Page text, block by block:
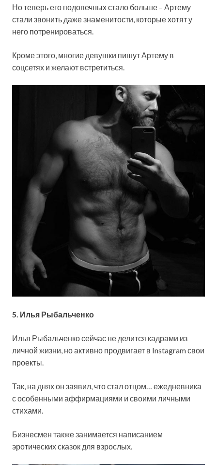
Но теперь его подопечных стало больше – Артему
стали звонить даже знаменитости, которые хотят у
него потренироваться.
Кроме этого, многие девушки пишут Артему в
соцсетях и желают встретиться.
5. Илья Рыбальченко
Илья Рыбальченко сейчас не делится кадрами из
личной жизни, но активно продвигает в Instagram свои
проекты.
Так, на днях он заявил, что стал отцом… ежедневника
с особенными аффирмациями и своими личными
стихами.
Бизнесмен также занимается написанием
эротических сказок для взрослых.